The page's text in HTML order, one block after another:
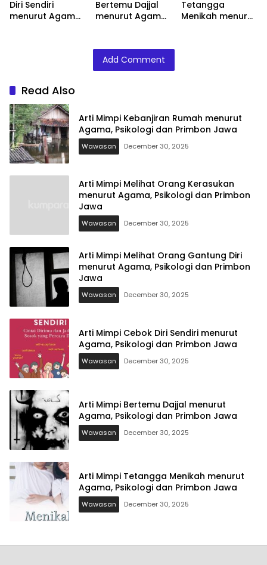
Diri Sendiri
menurut Agama,
Bertemu Dajjal
menurut Agama,
Tetangga
Menikah menurut
Add Comment
Read Also
Arti Mimpi Kebanjiran Rumah menurut
Agama, Psikologi dan Primbon Jawa
Wawasan December 30, 2025
Arti Mimpi Melihat Orang Kerasukan
menurut Agama, Psikologi dan Primbon
Jawa
Wawasan December 30, 2025
Arti Mimpi Melihat Orang Gantung Diri
menurut Agama, Psikologi dan Primbon
Jawa
Wawasan December 30, 2025
Arti Mimpi Cebok Diri Sendiri menurut
Agama, Psikologi dan Primbon Jawa
Wawasan December 30, 2025
Arti Mimpi Bertemu Dajjal menurut
Agama, Psikologi dan Primbon Jawa
Wawasan December 30, 2025
Arti Mimpi Tetangga Menikah menurut
Agama, Psikologi dan Primbon Jawa
Wawasan December 30, 2025